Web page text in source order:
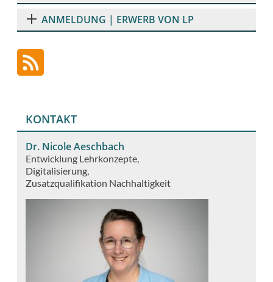
ANMELDUNG | ERWERB VON LP
KONTAKT
Dr. Nicole Aeschbach
Entwicklung Lehrkonzepte
Digitalisierung
Zusatzqualifikation Nachhaltigkeit